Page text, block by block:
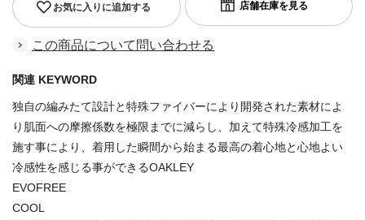
お気に入りに追加する
この商品について問い合わせる
関連 KEYWORD
独自の編みたて設計と特殊ファイバーにより開発された素材によ
り肌面への摩擦係数を極限までに減らし、加えて特殊冷感加工を
施す事により、着用した瞬間から始まる最高の着心地と心地よい
冷感性を感じる事ができるOAKLEY
EVOFREE
COOL